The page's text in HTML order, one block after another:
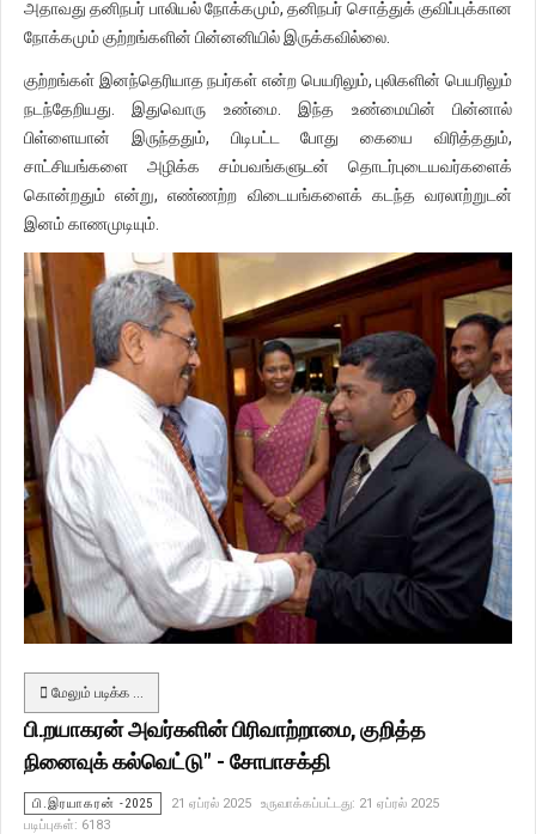
அதாவது தனிநபர் பாலியல் நோக்கமும், தனிநபர் சொத்துக் குவிப்புக்கான
நோக்கமும் குற்றங்களின் பின்னனியில் இருக்கவில்லை.
குற்றங்கள் இனந்தெரியாத நபர்கள் என்ற பெயரிலும், புலிகளின் பெயரிலும்
நடந்தேறியது. இதுவொரு உண்மை. இந்த உண்மையின் பின்னால்
பிள்ளையான் இருந்ததும், பிடிபட்ட போது கையை விரித்ததும்,
சாட்சியங்களை அழிக்க சம்பவங்களுடன் தொடர்புடையவர்களைக்
கொன்றதும் என்று, எண்ணற்ற விடையங்களைக் கடந்த வரலாற்றுடன்
இனம் காணமுடியும்.
மேலும் படிக்க …
பி.றயாகரன் அவர்களின் பிரிவாற்றாமை, குறித்த
நினைவுக் கல்வெட்டு" - சோபாசக்தி
பி.இரயாகரன் -2025 21 ஏப்ரல் 2025
உருவாக்கப்பட்டது: 21 ஏப்ரல் 2025
படிப்புகள்: 6183